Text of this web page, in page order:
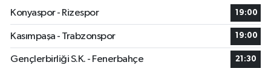
Konyaspor - Rizespor
19:00
Kasımpaşa - Trabzonspor 19:00
Gençlerbirliği S.K. - Fenerbahçe 21:30